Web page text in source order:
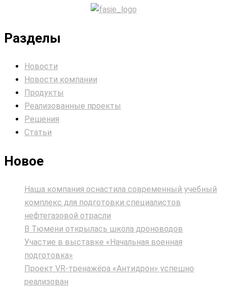
Разделы
Новости
Новости компании
Продукты
Реализованные проекты
Решения
Статьи
Новое
Наша компания оснастила современный учебный
комплекс для подготовки специалистов
нефтегазовой отрасли
В Тюмени открылась школа дроноводов
Участие в выставке «Начальная военная
подготовка»
Проект VR‑тренажёра «Антидрон» успешно
реализован